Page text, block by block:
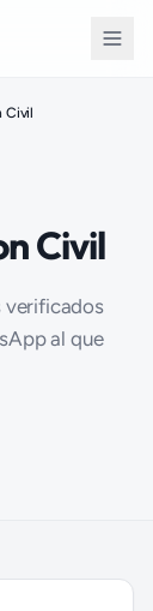
Civil
Civil
verificados
al que
(colonia